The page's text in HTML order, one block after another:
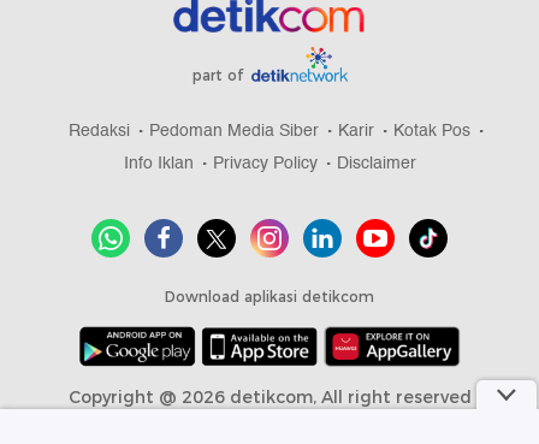
part of
Redaksi Pedoman Media Siber Karir
Kotak Pos
Info Iklan
Privacy Policy Disclaimer
Download aplikasi detikcom
Copyright @ 2026 detikcom, All right reserved